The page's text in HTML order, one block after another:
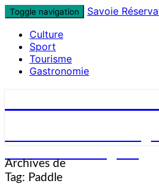
Skip
content
Toggle navigation
Savoie
Culture
Sport
Tourisme
Gastronomie
Archives de
Tag: Paddle